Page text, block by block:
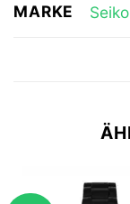
MARKE